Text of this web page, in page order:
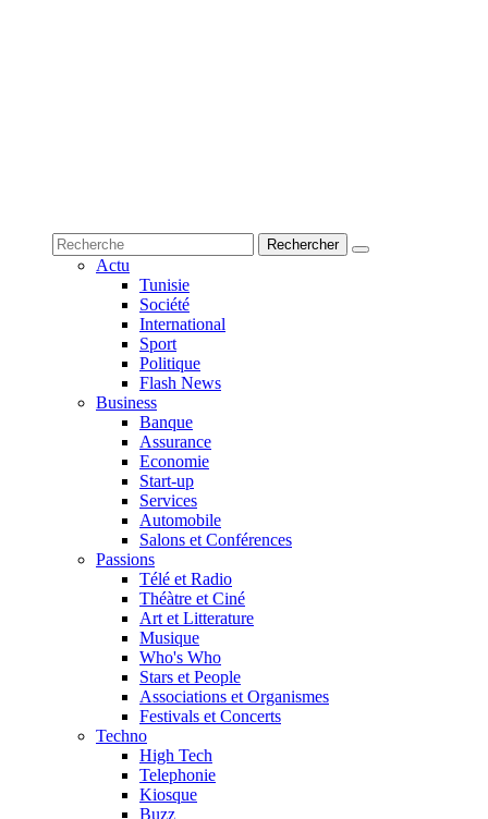
Actu
Tunisie
Société
International
Sport
Politique
Flash News
Business
Banque
Assurance
Economie
Start-up
Services
Automobile
Salons et Conférences
Passions
Télé et Radio
Théàtre et Ciné
Art et Litterature
Musique
Who's Who
Stars et People
Associations et Organismes
Festivals et Concerts
Techno
High Tech
Telephonie
Kiosque
Buzz